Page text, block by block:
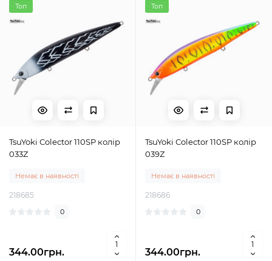
Топ
TsuYoki Colector 110SP колір
033Z
Немає в наявності
218685
0
344.00грн.
Топ
TsuYoki Colector 110SP колір
039Z
Немає в наявності
218686
0
344.00грн.